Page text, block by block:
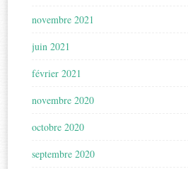
novembre 2021
juin 2021
février 2021
novembre 2020
octobre 2020
septembre 2020